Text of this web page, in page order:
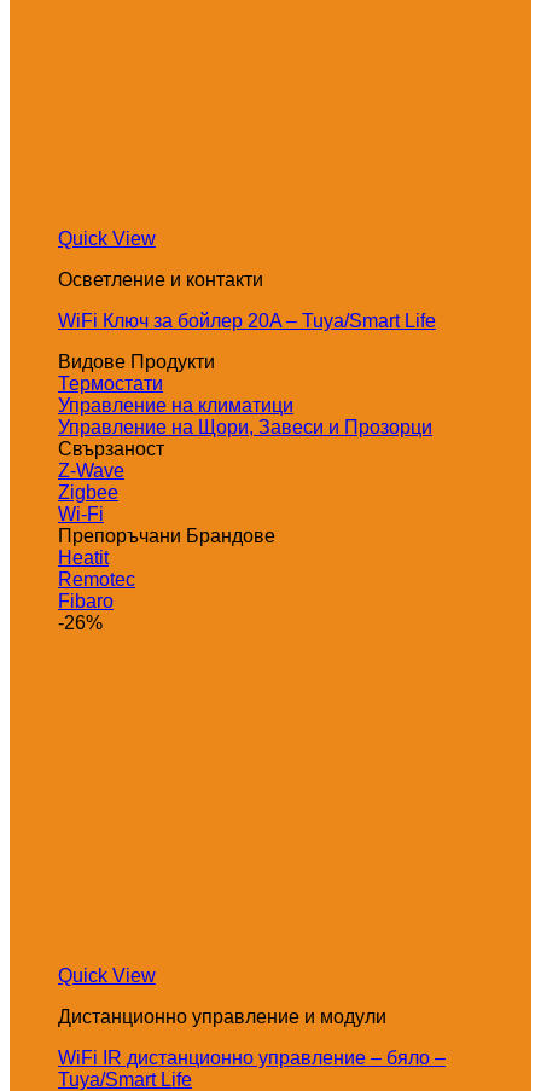
Quick View
Осветление и контакти
WiFi Ключ за бойлер 20A – Tuya/Smart Life
Видове Продукти
Термостати
Управление на климатици
Управление на Щори, Завеси и Прозорци
Свързаност
Z-Wave
Zigbee
Wi-Fi
Препоръчани Брандове
Heatit
Remotec
Fibaro
-26%
Quick View
Дистанционно управление и модули
WiFi IR дистанционно управление – бяло –
Tuya/Smart Life